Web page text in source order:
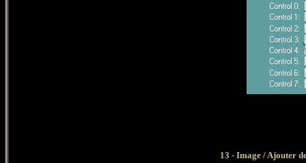
13 - Image / Ajouter